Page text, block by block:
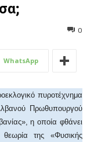
0
WhatsApp
πυροτέχνημα
Πρωθυπουργού
η οποία φθάνει
της «Φυσικής